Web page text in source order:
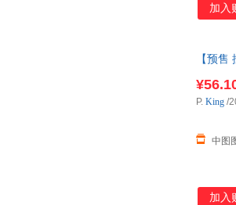
加入
【预售
中图
P. King /
加入